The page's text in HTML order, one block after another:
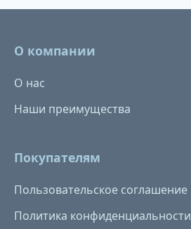
О компании
О нас
Наши преимущества
Покупателям
Пользовательское соглашение
Политика конфиденциальности